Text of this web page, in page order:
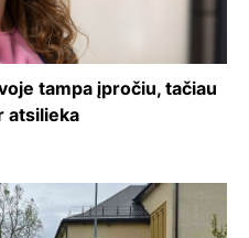
tampa įpročiu, tačiau
atsilieka